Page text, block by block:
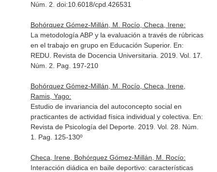
Núm. 2. doi:10.6018/cpd.426531
Bohórquez Gómez-Millán, M. Rocío, Checa, Irene:
La metodología ABP y la evaluación a través de rúbricas
en el trabajo en grupo en Educación Superior. En:
REDU. Revista de Docencia Universitaria . 2019. Vol. 17.
Núm. 2. Pag. 197-210
Bohórquez Gómez-Millán, M. Rocío, Checa, Irene,
Ramis, Yago:
Estudio de invariancia del autoconcepto social en
practicantes de actividad física individual y colectiva. En:
Revista de Psicología del Deporte. 2019. Vol. 28. Núm.
1. Pag. 125-130º
Checa, Irene, Bohórquez Gómez-Millán, M. Rocío:
Interacción diádica en baile deportivo: características